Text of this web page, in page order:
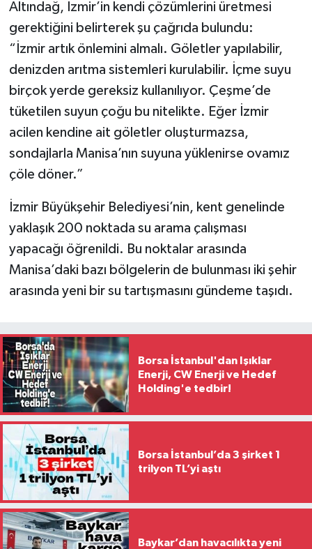
Altındağ, İzmir’in kendi çözümlerini üretmesi
gerektiğini belirterek şu çağrıda bulundu:
“İzmir artık önlemini almalı. Göletler yapılabilir,
denizden arıtma sistemleri kurulabilir. İçme suyu
birçok yerde gereksiz kullanılıyor. Çeşme’de
tüketilen suyun çoğu bu nitelikte. Eğer İzmir
acilen kendine ait göletler oluşturmazsa,
sondajlarla Manisa’nın suyuna yüklenirse ovamız
çöle döner.”
İzmir Büyükşehir Belediyesi’nin, kent genelinde
yaklaşık 200 noktada su arama çalışması
yapacağı öğrenildi. Bu noktalar arasında
Manisa’daki bazı bölgelerin de bulunması iki şehir
arasında yeni bir su tartışmasını gündeme taşıdı.
Borsa İstanbul'dan Işıklar
Enerji, CW Enerji ve Hedef
Holding'e tedbir!
Borsa İstanbul’da 3 şirket 1
trilyon TL’yi aştı
Baykar’dan havacılıkta yeni